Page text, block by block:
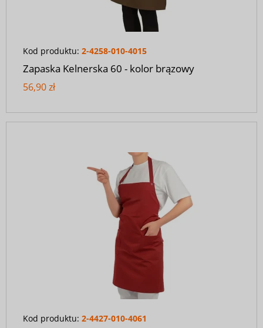
Kod produktu: 2-4258-010-4015
Zapaska Kelnerska 60 - kolor brązowy
56,90 zł
Kod produktu: 2-4427-010-4061